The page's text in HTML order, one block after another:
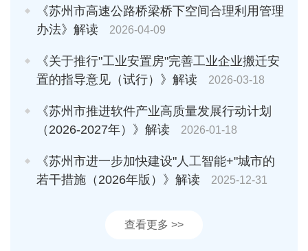
《苏州市高速公路桥梁桥下空间合理利用管理
办法》解读
2026-04-09
《关于推行"工业安置房"完善工业企业搬迁安
置的指导意见（试行）》解读
2026-03-18
《苏州市推进软件产业高质量发展行动计划
（2026-2027年）》解读
2026-01-18
《苏州市进一步加快建设"人工智能+"城市的
若干措施（2026年版）》解读
2025-12-31
查看更多 >>